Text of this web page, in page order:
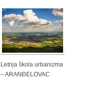
Letnja škola urbanizma
– ARANĐELOVAC